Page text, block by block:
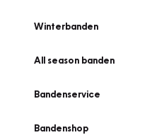
Winterbanden
All season banden
Bandenservice
Bandenshop